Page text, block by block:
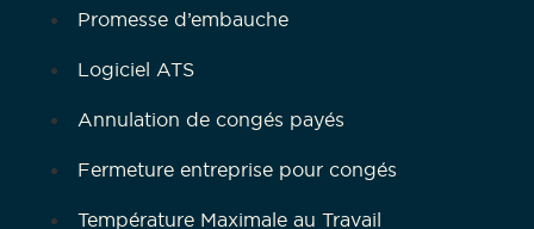
Promesse d’embauche
Logiciel ATS
Annulation de congés payés
Fermeture entreprise pour congés
Température Maximale au Travail